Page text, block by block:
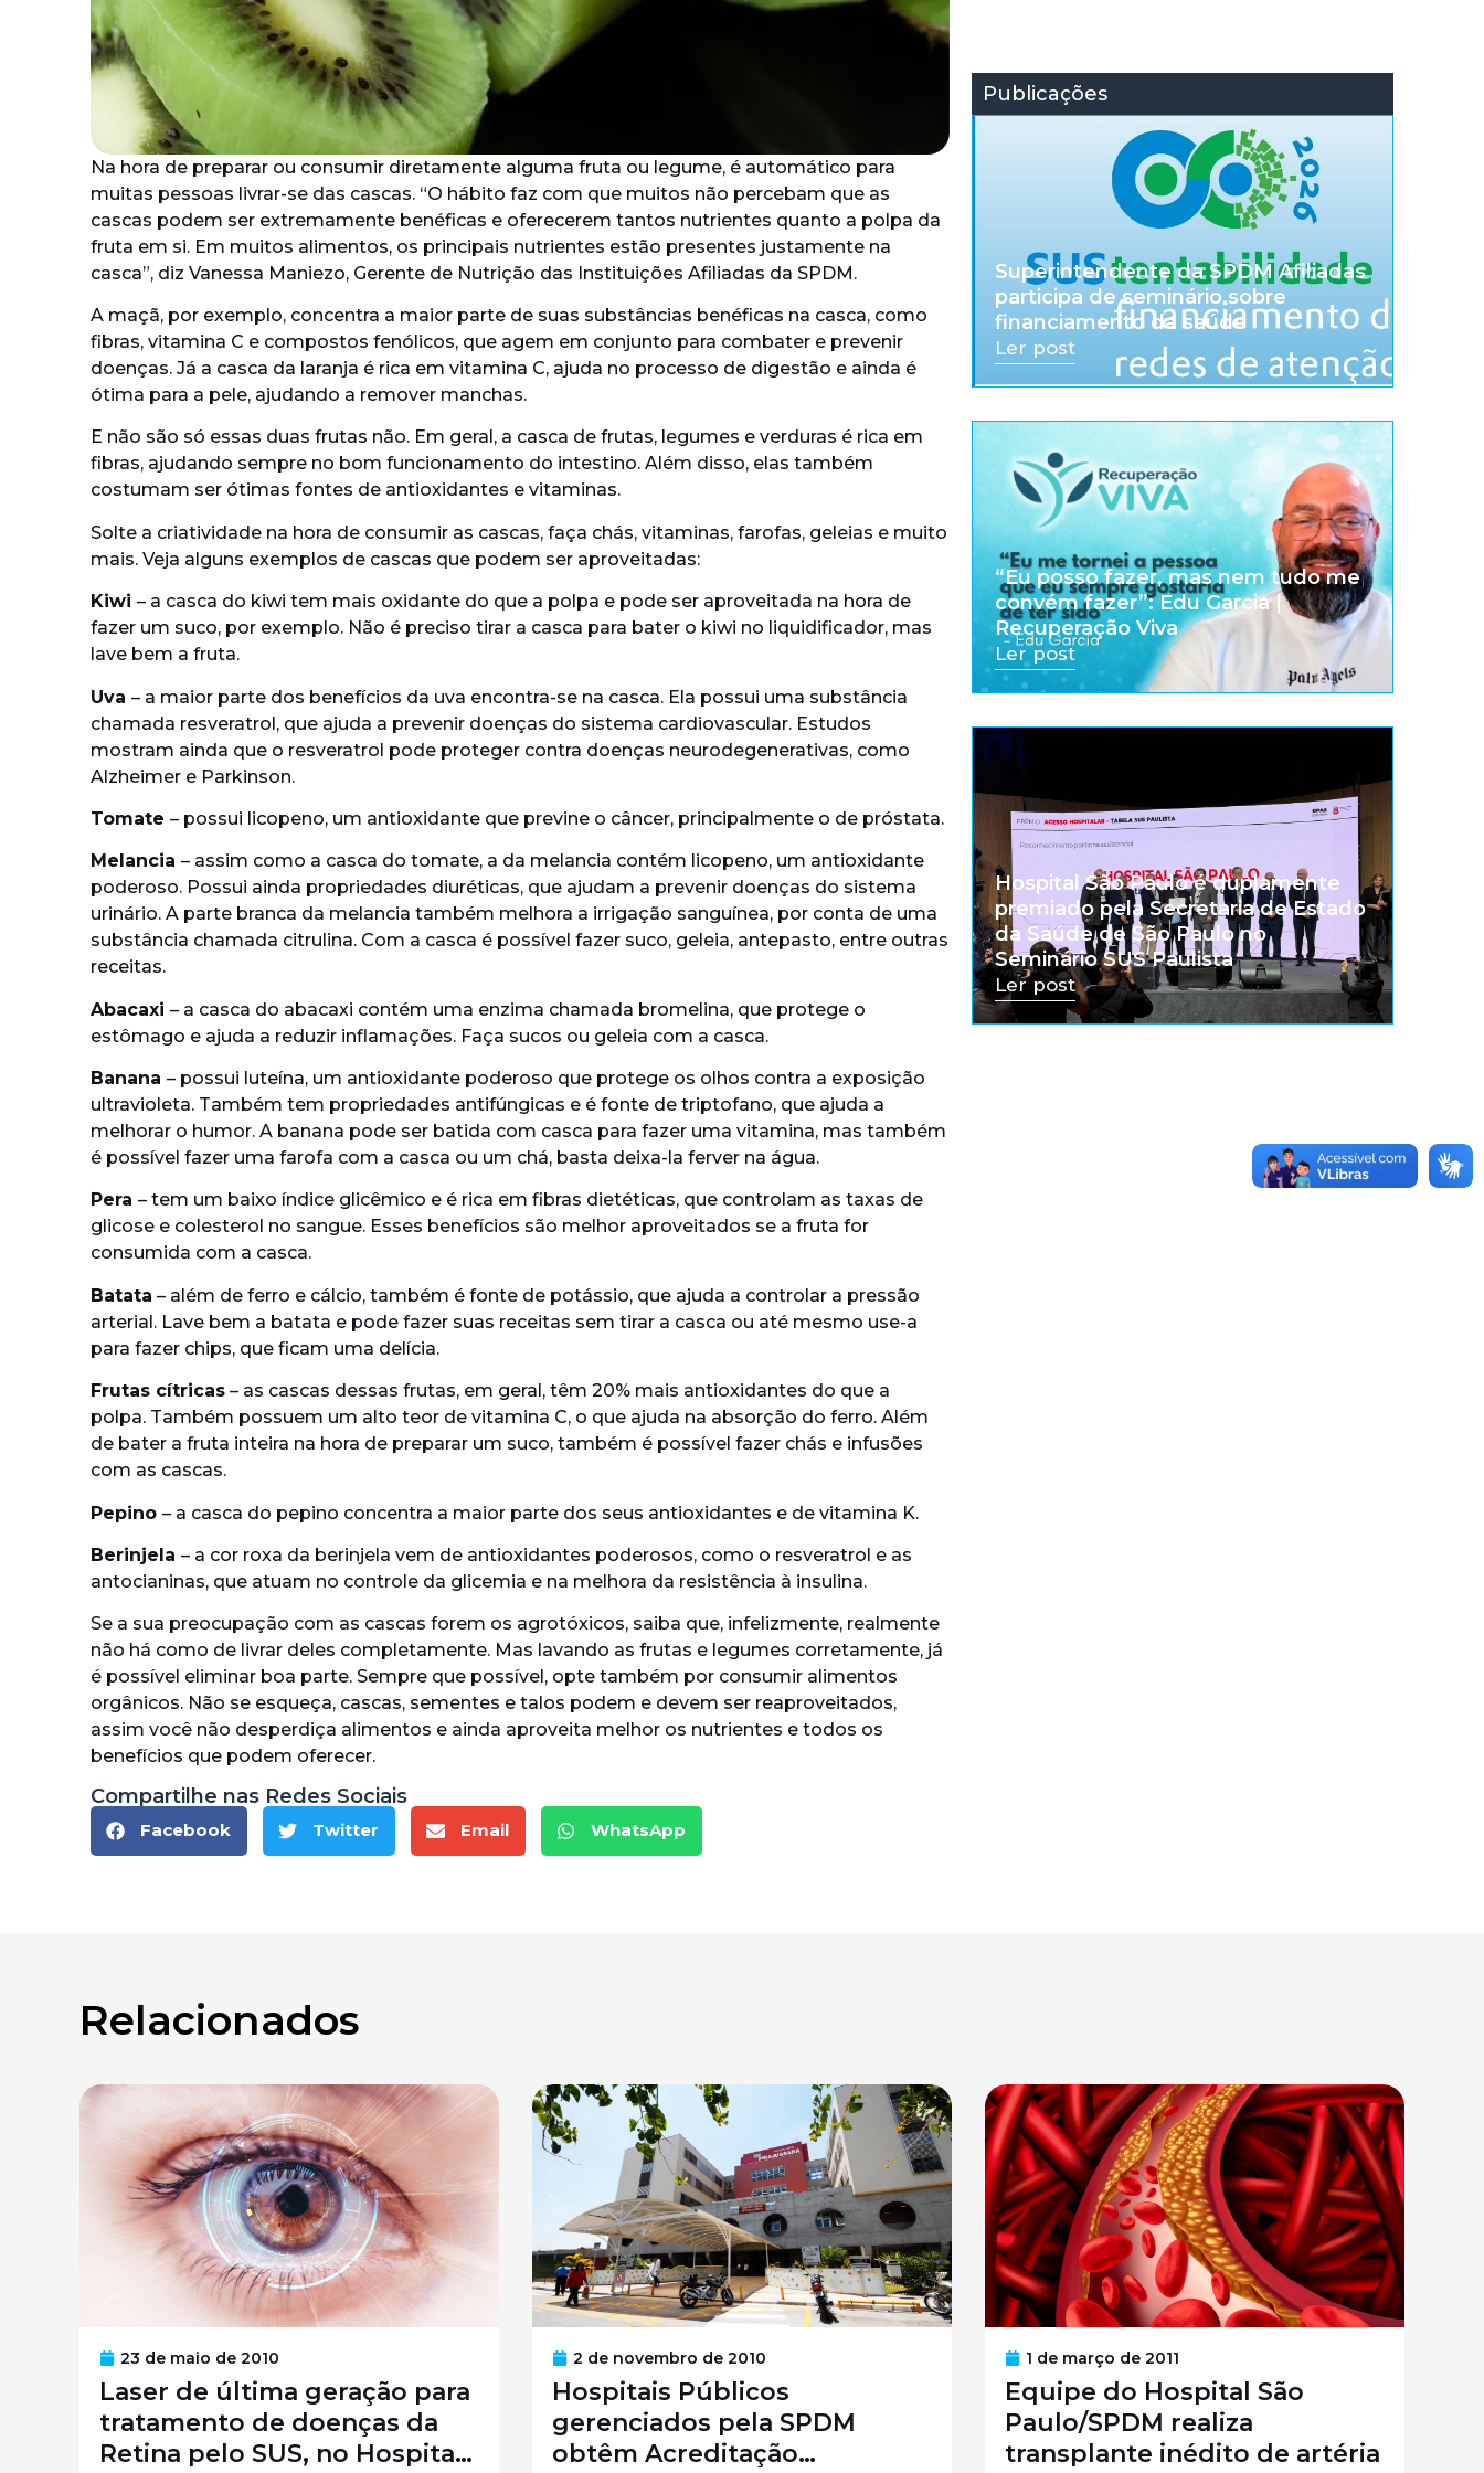
Na hora de preparar ou consumir diretamente alguma fruta ou legume, é automático para
muitas pessoas livrar-se das cascas. “O hábito faz com que muitos não percebam que as
cascas podem ser extremamente benéficas e oferecerem tantos nutrientes quanto a polpa da
fruta em si. Em muitos alimentos, os principais nutrientes estão presentes justamente na
casca”, diz Vanessa Maniezo, Gerente de Nutrição das Instituições Afiliadas da SPDM.
A maçã, por exemplo, concentra a maior parte de suas substâncias benéficas na casca, como
fibras, vitamina C e compostos fenólicos, que agem em conjunto para combater e prevenir
doenças. Já a casca da laranja é rica em vitamina C, ajuda no processo de digestão e ainda é
ótima para a pele, ajudando a remover manchas.
E não são só essas duas frutas não. Em geral, a casca de frutas, legumes e verduras é rica em
fibras, ajudando sempre no bom funcionamento do intestino. Além disso, elas também
costumam ser ótimas fontes de antioxidantes e vitaminas.
Solte a criatividade na hora de consumir as cascas, faça chás, vitaminas, farofas, geleias e muito
mais. Veja alguns exemplos de cascas que podem ser aproveitadas:
Kiwi – a casca do kiwi tem mais oxidante do que a polpa e pode ser aproveitada na hora de
fazer um suco, por exemplo. Não é preciso tirar a casca para bater o kiwi no liquidificador, mas
lave bem a fruta.
Uva – a maior parte dos benefícios da uva encontra-se na casca. Ela possui uma substância
chamada resveratrol, que ajuda a prevenir doenças do sistema cardiovascular. Estudos
mostram ainda que o resveratrol pode proteger contra doenças neurodegenerativas, como
Alzheimer e Parkinson.
Tomate – possui licopeno, um antioxidante que previne o câncer, principalmente o de próstata.
Melancia – assim como a casca do tomate, a da melancia contém licopeno, um antioxidante
poderoso. Possui ainda propriedades diuréticas, que ajudam a prevenir doenças do sistema
urinário. A parte branca da melancia também melhora a irrigação sanguínea, por conta de uma
substância chamada citrulina. Com a casca é possível fazer suco, geleia, antepasto, entre outras
receitas.
Abacaxi – a casca do abacaxi contém uma enzima chamada bromelina, que protege o
estômago e ajuda a reduzir inflamações. Faça sucos ou geleia com a casca.
Banana – possui luteína, um antioxidante poderoso que protege os olhos contra a exposição
ultravioleta. Também tem propriedades antifúngicas e é fonte de triptofano, que ajuda a
melhorar o humor. A banana pode ser batida com casca para fazer uma vitamina, mas também
é possível fazer uma farofa com a casca ou um chá, basta deixa-la ferver na água.
Pera – tem um baixo índice glicêmico e é rica em fibras dietéticas, que controlam as taxas de
glicose e colesterol no sangue. Esses benefícios são melhor aproveitados se a fruta for
consumida com a casca.
Batata – além de ferro e cálcio, também é fonte de potássio, que ajuda a controlar a pressão
arterial. Lave bem a batata e pode fazer suas receitas sem tirar a casca ou até mesmo use-a
para fazer chips, que ficam uma delícia.
Frutas cítricas – as cascas dessas frutas, em geral, têm 20% mais antioxidantes do que a
polpa. Também possuem um alto teor de vitamina C, o que ajuda na absorção do ferro. Além
de bater a fruta inteira na hora de preparar um suco, também é possível fazer chás e infusões
com as cascas.
Pepino – a casca do pepino concentra a maior parte dos seus antioxidantes e de vitamina K.
Berinjela – a cor roxa da berinjela vem de antioxidantes poderosos, como o resveratrol e as
antocianinas, que atuam no controle da glicemia e na melhora da resistência à insulina.
Se a sua preocupação com as cascas forem os agrotóxicos, saiba que, infelizmente, realmente
não há como de livrar deles completamente. Mas lavando as frutas e legumes corretamente, já
é possível eliminar boa parte. Sempre que possível, opte também por consumir alimentos
orgânicos. Não se esqueça, cascas, sementes e talos podem e devem ser reaproveitados,
assim você não desperdiça alimentos e ainda aproveita melhor os nutrientes e todos os
benefícios que podem oferecer.
Compartilhe nas Redes Sociais
Facebook Twitter Email WhatsApp
Publicações
Superintendente da SPDM Afiliadas
participa de seminário sobre
financiamento da saúde
Ler post
“Eu posso fazer, mas nem tudo me
convém fazer”: Edu Garcia |
Recuperação Viva
Ler post
Hospital São Paulo é duplamente
premiado pela Secretaria de Estado
da Saúde de São Paulo no
Seminário SUS Paulista
Ler post
Relacionados
23 de maio de 2010
Laser de última geração para
tratamento de doenças da
Retina pelo SUS, no Hospital
2 de novembro de 2010
Hospitais Públicos
gerenciados pela SPDM
obtêm Acreditação
1 de março de 2011
Equipe do Hospital São
Paulo/SPDM realiza
transplante inédito de artéria